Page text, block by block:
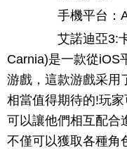
手機平台：
艾諾迪亞3:卡
Carnia)是一款從iOS
游戲，這款游戲采用
相當值得期待的!玩
可以讓他們相互配合
不僅可以獲取各種角